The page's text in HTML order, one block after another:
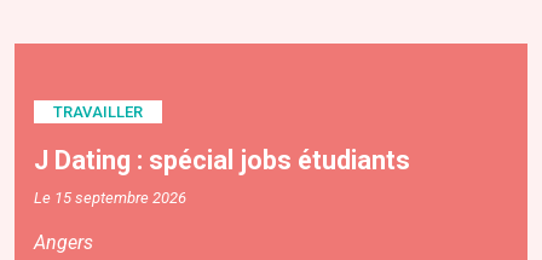
TRAVAILLER
J Dating : spécial jobs étudiants
Le 15 septembre 2026
Angers